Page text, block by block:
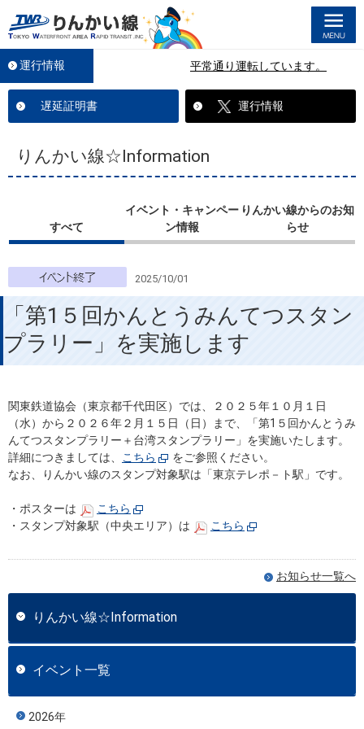
運行情報 平常通り運転しています。
遅延証明書 運行情報
りんかい線☆Information
すべて
イベント・キャンペー
ン情報
りんかい線からのお知
らせ
2025/10/01
「第1５回かんとうみんてつスタン
プラリー」を実施します
関東鉄道協会（東京都千代田区）では、２０２５年１０月１日
（水）から２０２６年２月１５日（日）まで、「第1５回かんとうみ
んてつスタンプラリー＋台湾スタンプラリー」を実施いたします。
詳細につきましては、
こちら
をご参照ください。
なお、りんかい線のスタンプ対象駅は「東京テレポ－ト駅」です。
・ポスターは
こちら
・スタンプ対象駅（中央エリア）は
こちら
お知らせ一覧へ
りんかい線☆Information
イベント一覧
2026年